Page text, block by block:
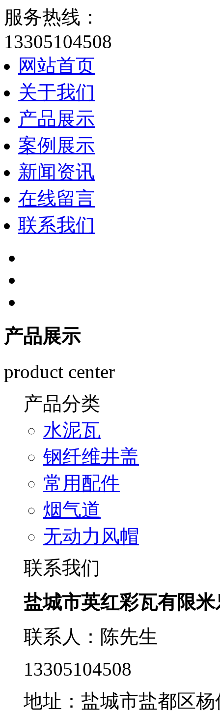
服务热线：
13305104508
网站首页
关于我们
产品展示
案例展示
新闻资讯
在线留言
联系我们
产品展示
product center
产品分类
水泥瓦
钢纤维井盖
常用配件
烟气道
无动力风帽
联系我们
盐城市英红彩瓦有限
联系人：陈先生
13305104508
地址：盐城市盐都区